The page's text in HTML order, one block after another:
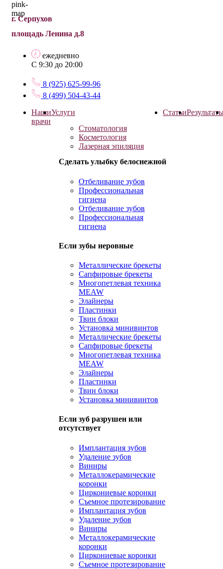
г. Серпухов
площадь Ленина д.8
ежедневно
С 9:30 до 20:00
8 (925) 625-99-96
8 (499) 504-43-44
Наши
врачи
Услуги
Стоматология
Косметология
Лазерная эпиляция
Сделать улыбку белоснежной
Отбеливание зубов
Профессиональная
гигиена
Отбеливание зубов
Профессиональная
гигиена
Если зубы неровные
Металлические брекеты
Сапфировые брекеты
Многопетлевая техника
MEAW
Элайнеры
Пластинки
Твин блоки
Установка минивинтов
Металлические брекеты
Сапфировые брекеты
Многопетлевая техника
MEAW
Элайнеры
Пластинки
Твин блоки
Установка минивинтов
Если зуб разрушен или
отсутствует
Имплантация зубов
Удаление зубов
Виниры
Металлокерамические
коронки
Циркониевые коронки
Съемное протезирование
Имплантация зубов
Удаление зубов
Виниры
Металлокерамические
коронки
Циркониевые коронки
Съемное протезирование
Статьи